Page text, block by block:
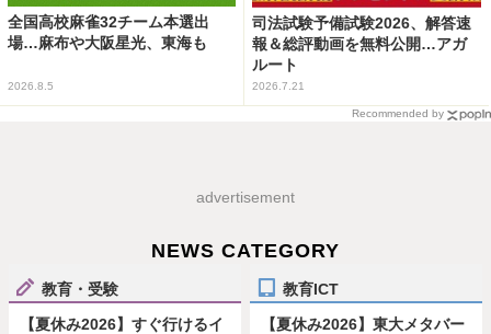
全国高校麻雀32チーム本選出
場…麻布や大阪星光、東海も
2026.8.5
司法試験予備試験2026、解答速
報＆総評動画を無料公開…アガ
ルート
2026.7.21
Recommended by
advertisement
NEWS CATEGORY
教育・受験
【夏休み2026】すぐ行けるイ
教育ICT
【夏休み2026】東大メタバー